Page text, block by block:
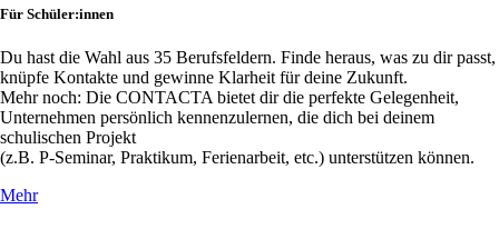
Für Schüler:innen
Du hast die Wahl aus 35 Berufsfeldern. Finde heraus, was zu dir passt,
knüpfe Kontakte und gewinne Klarheit für deine Zukunft.
Mehr noch: Die CONTACTA bietet dir die perfekte Gelegenheit,
Unternehmen persönlich kennenzulernen, die dich bei deinem
schulischen Projekt
(z.B. P-Seminar, Praktikum, Ferienarbeit, etc.) unterstützen können.
Mehr